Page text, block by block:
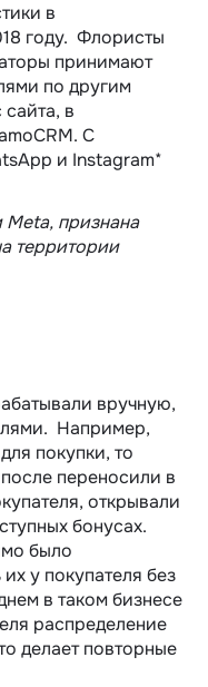
в
году. Флористы
принимают
по другим
в
С
и Instagram*
признана
территории
вручную,
Например,
покупки, то
переносили в
открывали
бонусах.
было
у покупателя без
в таком бизнесе
распределение
делает повторные